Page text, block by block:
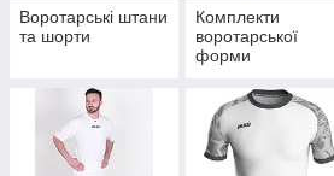
Воротарські штани
та шорти
Комплекти
воротарської
форми